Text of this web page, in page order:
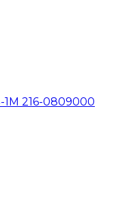
1M 216-0809000